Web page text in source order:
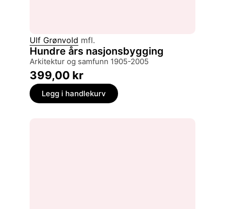
Ulf Grønvold mfl.
Hundre års nasjonsbygging
arkitektur og samfunn 1905-2005
399,00 kr
Legg i handlekurv